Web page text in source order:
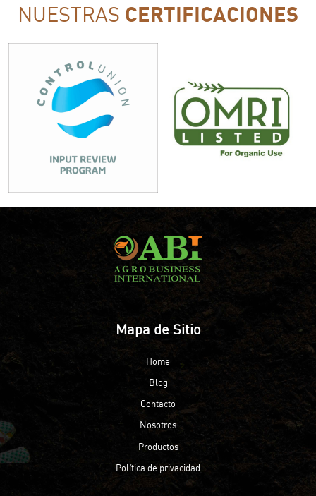
NUESTRAS CERTIFICACIONES
Mapa de Sitio
Home
Blog
Contacto
Nosotros
Productos
Política de privacidad